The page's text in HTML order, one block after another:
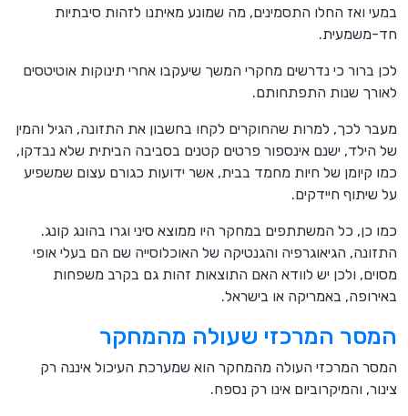
במעי ואז החלו התסמינים, מה שמונע מאיתנו לזהות סיבתיות
חד-משמעית.
לכן ברור כי נדרשים מחקרי המשך שיעקבו אחרי תינוקות אוטיטסים
לאורך שנות התפתחותם.
מעבר לכך, למרות שהחוקרים לקחו בחשבון את התזונה, הגיל והמין
של הילד, ישנם אינספור פרטים קטנים בסביבה הביתית שלא נבדקו,
כמו קיומן של חיות מחמד בבית, אשר ידועות כגורם עצום שמשפיע
על שיתוף חיידקים.
כמו כן, כל המשתתפים במחקר היו ממוצא סיני וגרו בהונג קונג.
התזונה, הגיאוגרפיה והגנטיקה של האוכלוסייה שם הם בעלי אופי
מסוים, ולכן יש לוודא האם התוצאות זהות גם בקרב משפחות
באירופה, באמריקה או בישראל.
המסר המרכזי שעולה מהמחקר
המסר המרכזי העולה מהמחקר הוא שמערכת העיכול איננה רק
צינור, והמיקרוביום אינו רק נספח.